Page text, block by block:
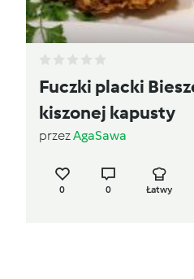
Fuczki placki
kiszonej kapusty
przezAgaSawa
0 0 Łatwy